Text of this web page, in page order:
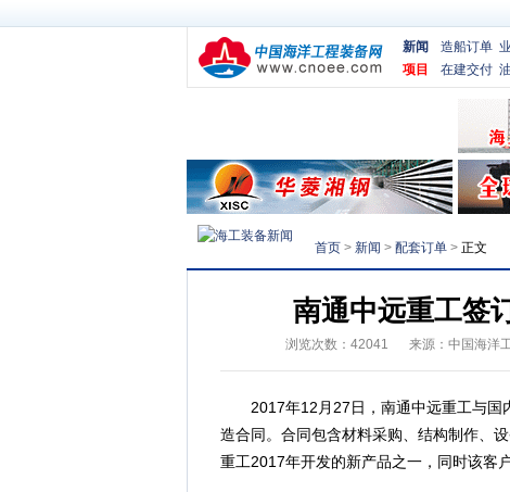
新闻 造船订单
项目
在建交付
首页 > 新闻 > 配套订单 > 正文
南通中远重工签
浏览次数： 42041 来源： 中国海洋
2017年12月27日，南通中远重工与国
造合同。合同包含材料采购、结构制作、
重工2017年开发的新产品之一，同时该客